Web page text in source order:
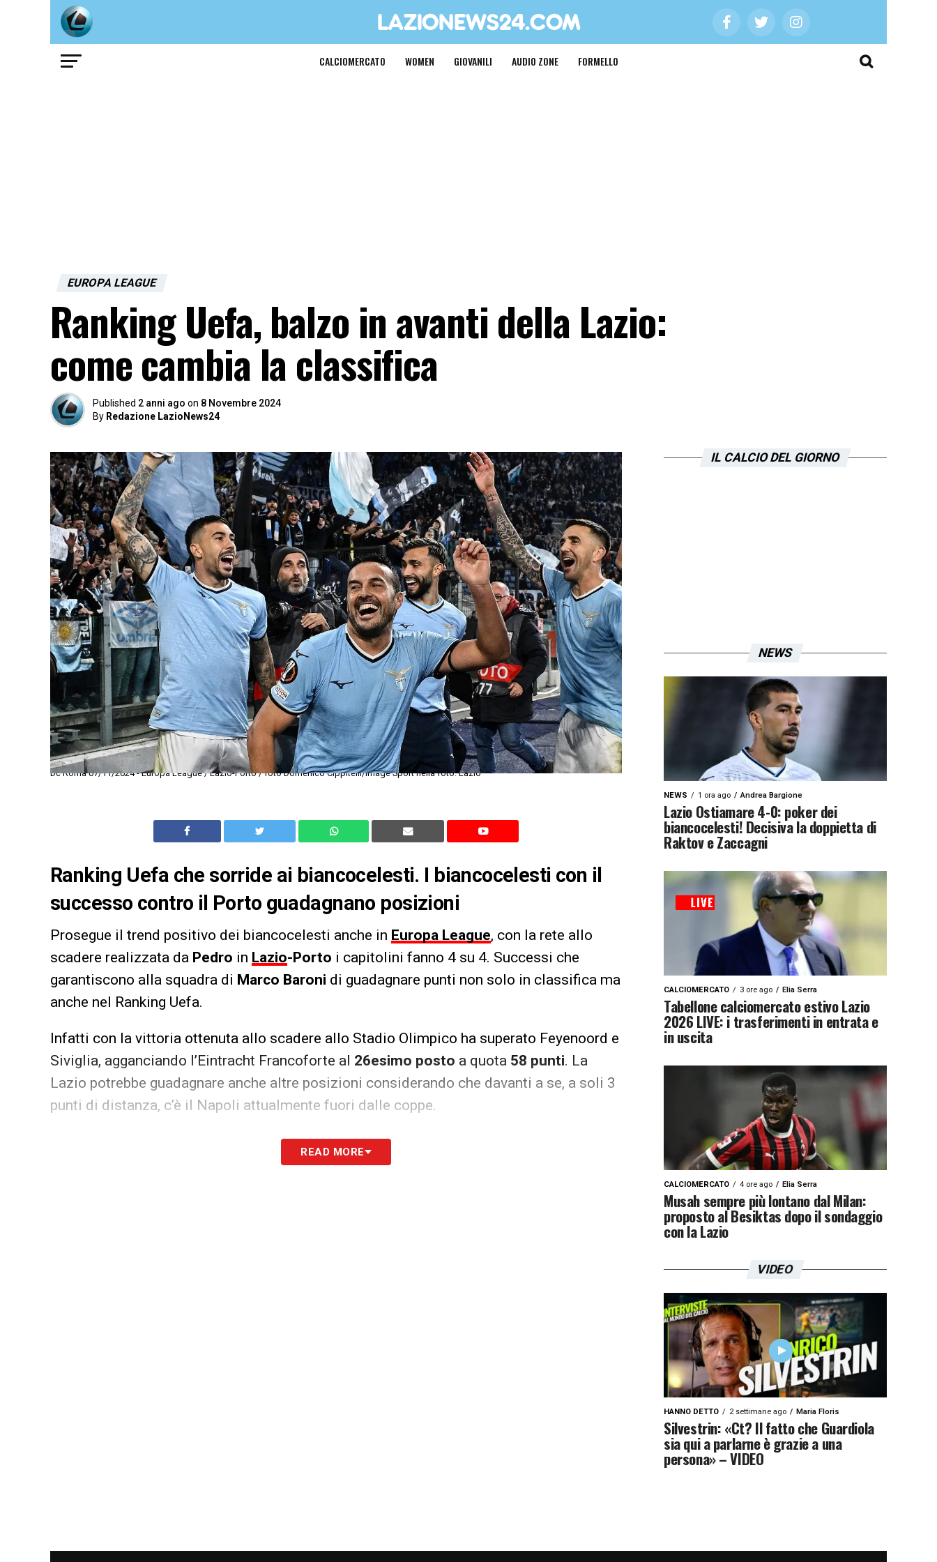
CALCIOMERCATO WOMEN GIOVANILI AUDIO ZONE FORMELLO
EUROPA LEAGUE
Ranking Uefa, balzo in avanti della Lazio:
come cambia la classifica
Published 2 anni ago on 8 Novembre 2024
By Redazione LazioNews24
Dc Roma 07/11/2024 - Europa League / Lazio-Porto / foto Domenico Cippitelli/Image Sport nella foto: Lazio
Ranking Uefa che sorride ai biancocelesti. I biancocelesti con il
successo contro il Porto guadagnano posizioni
Prosegue il trend positivo dei biancocelesti anche in Europa League, con la rete allo
scadere realizzata da Pedro in Lazio-Porto i capitolini fanno 4 su 4. Successi che
garantiscono alla squadra di Marco Baroni di guadagnare punti non solo in classifica ma
anche nel Ranking Uefa.
Infatti con la vittoria ottenuta allo scadere allo Stadio Olimpico ha superato Feyenoord e
Siviglia, agganciando l’Eintracht Francoforte al 26esimo posto a quota 58 punti. La
Lazio potrebbe guadagnare anche altre posizioni considerando che davanti a se, a soli 3
punti di distanza, c’è il Napoli attualmente fuori dalle coppe.
LA PLAYLIST DELLE NOSTRE TOP NEWSREAD MORE
IL CALCIO DEL GIORNO
NEWS
NEWS 1 ora ago Andrea Bargione
Lazio Ostiamare 4-0: poker dei
biancocelesti! Decisiva la doppietta di
Raktov e Zaccagni
CALCIOMERCATO 3 ore ago Elia Serra
Tabellone calciomercato estivo Lazio
2026 LIVE: i trasferimenti in entrata e
in uscita
CALCIOMERCATO 4 ore ago Elia Serra
Musah sempre più lontano dal Milan:
proposto al Besiktas dopo il sondaggio
con la Lazio
VIDEO
HANNO DETTO 2 settimane ago Maria Floris
Silvestrin: «Ct? Il fatto che Guardiola
sia qui a parlarne è grazie a una
persona» – VIDEO